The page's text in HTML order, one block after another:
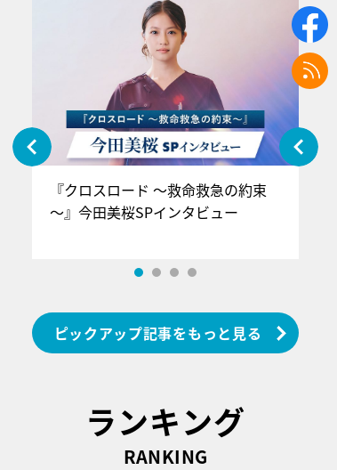
『クロスロード ～救命救急の約束
～』今田美桜SPインタビュー
ピックアップ記事をもっと見る
ランキング
RANKING